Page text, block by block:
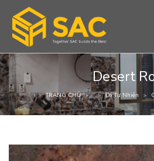
Desert
TRANG CHỦ > > Đá Tự Nhiên >